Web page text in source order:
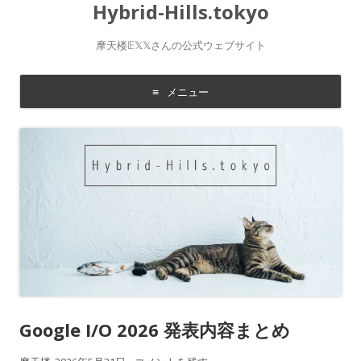
Hybrid-Hills.tokyo
摩天楼𝔼𝕏𝕏さんの公式ウェブサイト
メニュー
コ
ン
動
Google I/O 2026 発表内容まとめ